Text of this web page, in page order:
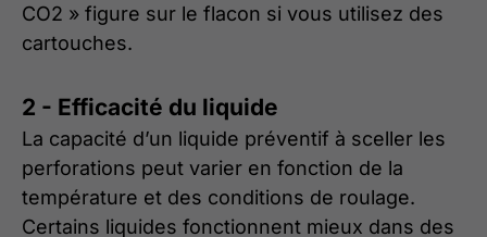
CO2 » figure sur le flacon si vous utilisez des
cartouches.
2 - Efficacité du liquide
La capacité d’un liquide préventif à sceller les
perforations peut varier en fonction de la
température et des conditions de roulage.
Certains liquides fonctionnent mieux dans des